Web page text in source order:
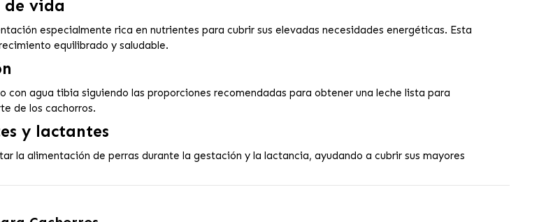
vida
especialmente rica en nutrientes para cubrir sus elevadas necesidades energéticas. Esta
equilibrado y saludable.
con agua tibia siguiendo las proporciones recomendadas para obtener una leche lista para
de los cachorros.
y lactantes
la alimentación de perras durante la gestación y la lactancia, ayudando a cubrir sus mayores